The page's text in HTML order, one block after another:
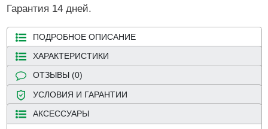
Гарантия 14 дней.
ПОДРОБНОЕ ОПИСАНИЕ
ХАРАКТЕРИСТИКИ
ОТЗЫВЫ (0)
УСЛОВИЯ И ГАРАНТИИ
АКСЕССУАРЫ